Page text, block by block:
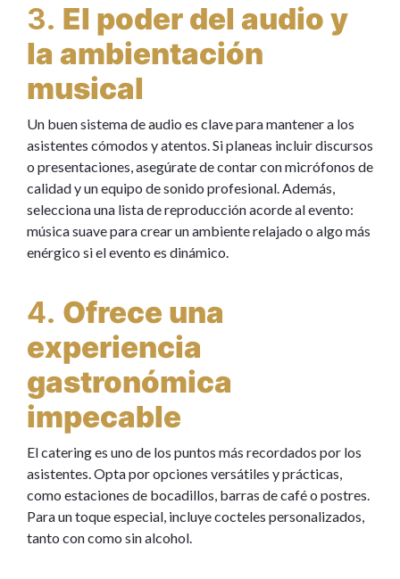
3. El poder del audio y
la ambientación
musical
Un buen sistema de audio es clave para mantener a los
asistentes cómodos y atentos. Si planeas incluir discursos
o presentaciones, asegúrate de contar con micrófonos de
calidad y un equipo de sonido profesional. Además,
selecciona una lista de reproducción acorde al evento:
música suave para crear un ambiente relajado o algo más
enérgico si el evento es dinámico.
4. Ofrece una
experiencia
gastronómica
impecable
El catering es uno de los puntos más recordados por los
asistentes. Opta por opciones versátiles y prácticas,
como estaciones de bocadillos, barras de café o postres.
Para un toque especial, incluye cocteles personalizados,
tanto con como sin alcohol.